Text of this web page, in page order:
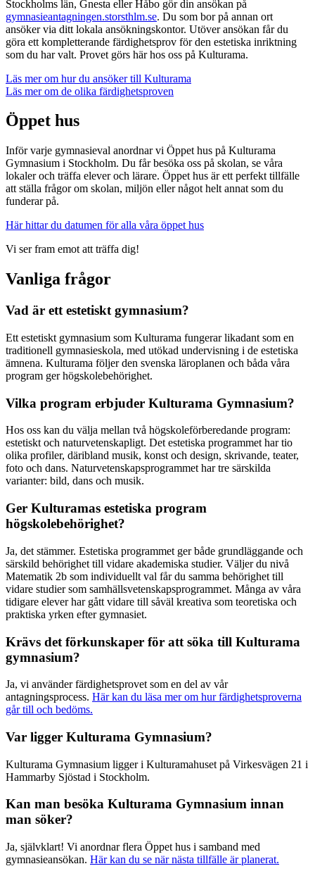
Stockholms län, Gnesta eller Håbo gör din ansökan på
gymnasieantagningen.storsthlm.se. Du som bor på annan ort
ansöker via ditt lokala ansökningskontor. Utöver ansökan får du
göra ett kompletterande färdighetsprov för den estetiska inriktning
som du har valt. Provet görs här hos oss på Kulturama.
Läs mer om hur du ansöker till Kulturama
Läs mer om de olika färdighetsproven
Öppet hus
Inför varje gymnasieval anordnar vi Öppet hus på Kulturama
Gymnasium i Stockholm. Du får besöka oss på skolan, se våra
lokaler och träffa elever och lärare. Öppet hus är ett perfekt tillfälle
att ställa frågor om skolan, miljön eller något helt annat som du
funderar på.
Här hittar du datumen för alla våra öppet hus
Vi ser fram emot att träffa dig!
Vanliga frågor
Vad är ett estetiskt gymnasium?
Ett estetiskt gymnasium som Kulturama fungerar likadant som en
traditionell gymnasieskola, med utökad undervisning i de estetiska
ämnena. Kulturama följer den svenska läroplanen och båda våra
program ger högskolebehörighet.
Vilka program erbjuder Kulturama Gymnasium?
Hos oss kan du välja mellan två högskoleförberedande program:
estetiskt och naturvetenskapligt. Det estetiska programmet har tio
olika profiler, däribland musik, konst och design, skrivande, teater,
foto och dans. Naturvetenskapsprogrammet har tre särskilda
varianter: bild, dans och musik.
Ger Kulturamas estetiska program
högskolebehörighet?
Ja, det stämmer. Estetiska programmet ger både grundläggande och
särskild behörighet till vidare akademiska studier. Väljer du nivå
Matematik 2b som individuellt val får du samma behörighet till
vidare studier som samhällsvetenskapsprogrammet. Många av våra
tidigare elever har gått vidare till såväl kreativa som teoretiska och
praktiska yrken efter gymnasiet.
Krävs det förkunskaper för att söka till Kulturama
gymnasium?
Ja, vi använder färdighetsprovet som en del av vår
antagningsprocess. Här kan du läsa mer om hur färdighetsproverna
går till och bedöms.
Var ligger Kulturama Gymnasium?
Kulturama Gymnasium ligger i Kulturamahuset på Virkesvägen 21 i
Hammarby Sjöstad i Stockholm.
Kan man besöka Kulturama Gymnasium innan
man söker?
Ja, självklart! Vi anordnar flera Öppet hus i samband med
gymnasieansökan. Här kan du se när nästa tillfälle är planerat.